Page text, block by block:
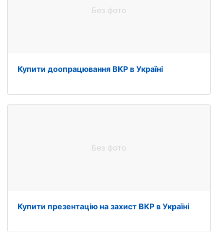
Без фото
Купити доопрацювання ВКР в Україні
Без фото
Купити презентацію на захист ВКР в Україні